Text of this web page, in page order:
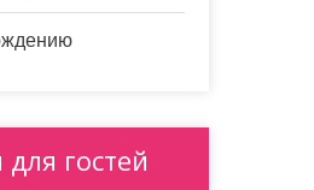
гостей